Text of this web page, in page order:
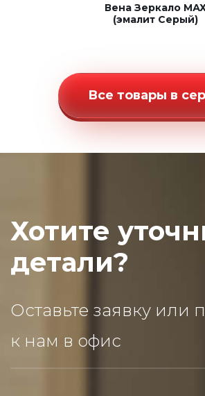
Вена Зеркало
(эмалит Серый)
Все товары в
Хотите
детали?
Оставьте заявку или
к нам в офис